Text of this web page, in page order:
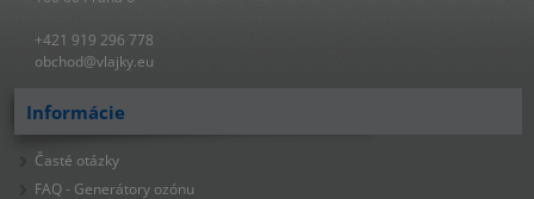
+421 919 296 778
obchod@vlajky.eu
Informácie
Časté otázky
FAQ - Generátory ozónu